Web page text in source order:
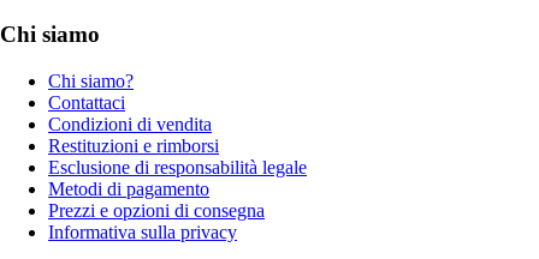
Chi siamo
Chi siamo?
Contattaci
Condizioni di vendita
Restituzioni e rimborsi
Esclusione di responsabilità legale
Metodi di pagamento
Prezzi e opzioni di consegna
Informativa sulla privacy